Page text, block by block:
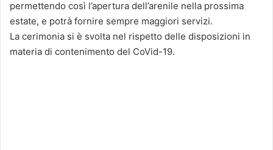
permettendo così l’apertura dell’arenile nella prossima
estate, e potrà fornire sempre maggiori servizi.
La cerimonia si è svolta nel rispetto delle disposizioni in
materia di contenimento del CoVid-19.